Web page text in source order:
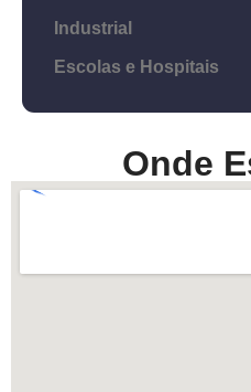
Industrial
Escolas e Hospitais
Onde